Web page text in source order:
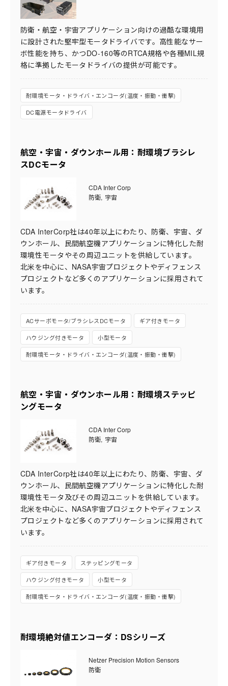
防衛・航空・宇宙アプリケーション向けの過酷な環境用
に設計された堅牢型モータドライバです。高性能なサー
ボ性能を持ち、かつDO-160等のRTCA規格や各種MIL規
格に準拠したモータドライバの提供が可能です。
耐環境モータ・ドライバ・エンコーダ(温度・振動・衝撃)
DC電源モータドライバ
航空・宇宙・ダウンホール用：耐環境ブラシレ
スDCモータ
CDA Inter Corp
防衛 宇宙
CDA InterCorp社は40年以上にわたり、防衛、宇宙、ダ
ウンホール、民間航空機アプリケーションに特化した耐
環境性モータやその周辺ユニットを供給しています。
北米を中心に、NASA宇宙プロジェクトやディフェンス
プロジェクトなど多くのアプリケーションに採用されて
います。
ACサーボモータ/ブラシレスDCモータ ギア付きモータ
ハウジング付きモータ 小型モータ
耐環境モータ・ドライバ・エンコーダ(温度・振動・衝撃)
航空・宇宙・ダウンホール用：耐環境ステッピ
ングモータ
CDA Inter Corp
防衛 宇宙
CDA InterCorp社は40年以上にわたり、防衛、宇宙、ダ
ウンホール、民間航空機アプリケーションに特化した耐
環境性モータ及びその周辺ユニットを供給しています。
北米を中心に、NASA宇宙プロジェクトやディフェンス
プロジェクトなど多くのアプリケーションに採用されて
います。
ギア付きモータ ステッピングモータ
ハウジング付きモータ 小型モータ
耐環境モータ・ドライバ・エンコーダ(温度・振動・衝撃)
耐環境絶対値エンコーダ：DSシリーズ
Netzer Precision Motion Sensors
防衛